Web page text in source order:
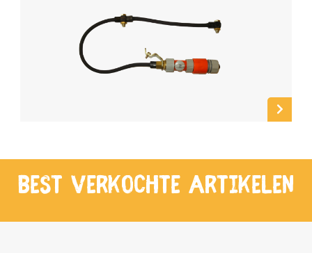
Best verkochte artikelen